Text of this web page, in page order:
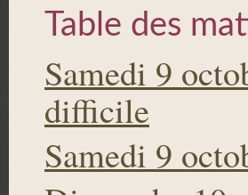
Table des
Samedi 9
difficile
Samedi 9